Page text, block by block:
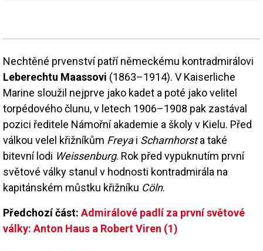
Nechtěné prvenství patří německému kontradmirálovi
Leberechtu Maassovi (1863–1914). V Kaiserliche
Marine sloužil nejprve jako kadet a poté jako velitel
torpédového člunu, v letech 1906–1908 pak zastával
pozici ředitele Námořní akademie a školy v Kielu. Před
válkou velel křižníkům Freyai Scharnhorsta také
bitevní lodi Weissenburg. Rok před vypuknutím první
světové války stanul v hodnosti kontradmirála na
kapitánském můstku křižníku Cöln.
Předchozí část: Admirálové padlí za první světové
války: Anton Haus a Robert Viren (1)